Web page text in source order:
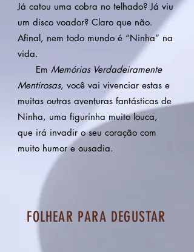
Já catou uma cobra no telhado? Já viu
um disco voador? Claro que não.
Afinal, nem todo mundo é “Ninha” na
vida.
Em Memórias Verdadeiramente
Mentirosas, você vai vivenciar estas e
muitas outras aventuras fantásticas de
Ninha, uma figurinha muito louca,
que irá invadir o seu coração com
muito humor e ousadia.
FOLHEAR PARA DEGUSTAR